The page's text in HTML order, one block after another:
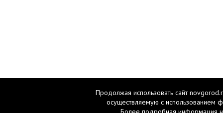
Продолжая использовать сайт
осуществляемую с использованием